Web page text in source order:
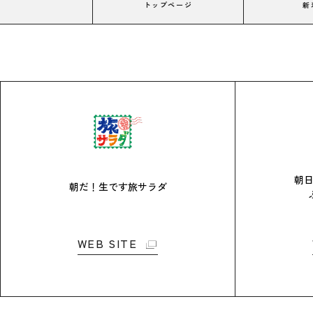
トップページ 新
朝だ！生です旅サラダ
WEB SITE
朝